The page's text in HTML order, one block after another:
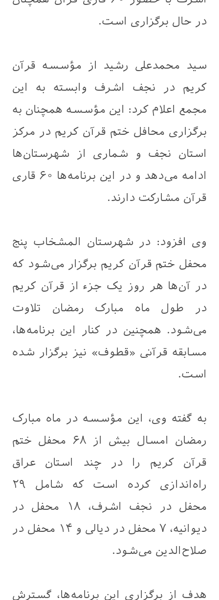
در حال برگزاری است.
سید محمدعلی رشید از مؤسسه قرآن
کریم در نجف اشرف وابسته به این
مجمع اعلام کرد: این مؤسسه همچنان به
برگزاری محافل ختم قرآن کریم در مرکز
استان نجف و شماری از شهرستان‌ها
ادامه می‌دهد و در این برنامه‌ها ۶۰ قاری
قرآن مشارکت دارند.
وی افزود: در شهرستان المشخاب پنج
محفل ختم قرآن کریم برگزار می‌شود که
در آن‌ها هر روز یک جزء از قرآن کریم
در طول ماه مبارک رمضان تلاوت
می‌شود. همچنین در کنار این برنامه‌ها،
مسابقه قرآنی «قطوف» نیز برگزار شده
است.
به گفته وی، این مؤسسه در ماه مبارک
رمضان امسال بیش از ۶۸ محفل ختم
قرآن کریم را در چند استان عراق
راه‌اندازی کرده است که شامل ۲۹
محفل در نجف اشرف، ۱۸ محفل در
دیوانیه، ۷ محفل در دیالی و ۱۴ محفل در
صلاح‌الدین می‌شود.
هدف از برگزاری این برنامه‌ها، گسترش